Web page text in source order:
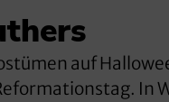
auf
In